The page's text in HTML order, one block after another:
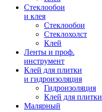
Стеклообои
и клея
Стеклообои
Стеклохолст
Клей
Ленты и проф.
инструмент
Клей для плитки
и гидроизоляция
Гидроизоляция
Клей для плитки
Малярный